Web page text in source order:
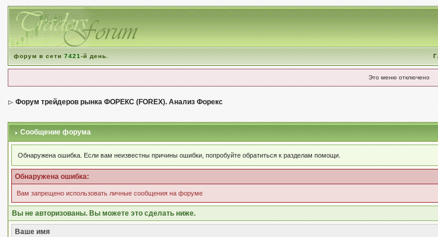
форум в сети7421-й день.
Это меню отключено
Форум трейдеров рынка ФОРЕКС (FOREX). Анализ Форекс
Сообщение форума
Обнаружена ошибка. Если вам неизвестны причины ошибки, попробуйте обратиться к разделам помощи.
Обнаружена ошибка:
Вам запрещено использовать личные сообщения на форуме
Вы не авторизованы. Вы можете это сделать ниже.
Ваше имя